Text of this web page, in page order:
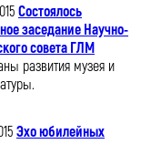
Состоялось
заседание Научно-
совета ГЛМ
развития музея и
Эхо юбилейных